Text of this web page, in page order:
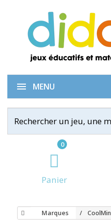
0
Panier
MENU
Marques